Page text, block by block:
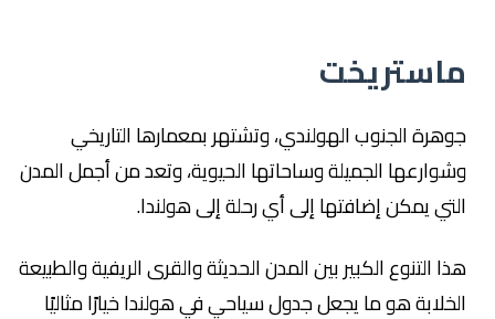
ماستريخت
جوهرة الجنوب الهولندي، وتشتهر بمعمارها التاريخي
وشوارعها الجميلة وساحاتها الحيوية، وتعد من أجمل المدن
التي يمكن إضافتها إلى أي رحلة إلى هولندا.
هذا التنوع الكبير بين المدن الحديثة والقرى الريفية والطبيعة
الخلابة هو ما يجعل جدول سياحي في هولندا خيارًا مثاليًا